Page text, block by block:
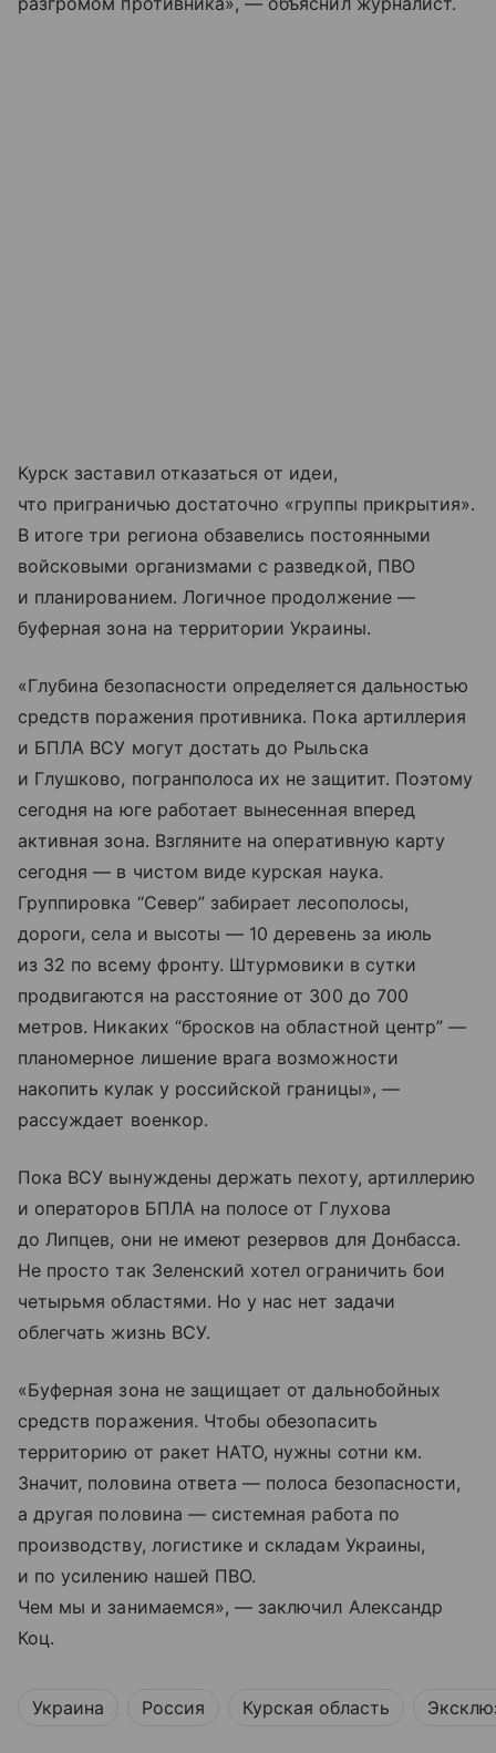
Курск заставил отказаться от идеи,
что приграничью достаточно «группы прикрытия».
В итоге три региона обзавелись постоянными
войсковыми организмами с разведкой, ПВО
и планированием. Логичное продолжение —
буферная зона на территории Украины.
«Глубина безопасности определяется дальностью
средств поражения противника. Пока артиллерия
и БПЛА ВСУ могут достать до Рыльска
и Глушково, погранполоса их не защитит. Поэтому
сегодня на юге работает вынесенная вперед
активная зона. Взгляните на оперативную карту
сегодня — в чистом виде курская наука.
Группировка “Север” забирает лесополосы,
дороги, села и высоты — 10 деревень за июль
из 32 по всему фронту. Штурмовики в сутки
продвигаются на расстояние от 300 до 700
метров. Никаких “бросков на областной центр” —
планомерное лишение врага возможности
накопить кулак у российской границы», —
рассуждает военкор.
Пока ВСУ вынуждены держать пехоту, артиллерию
и операторов БПЛА на полосе от Глухова
до Липцев, они не имеют резервов для Донбасса.
Не просто так Зеленский хотел ограничить бои
четырьмя областями. Но у нас нет задачи
облегчать жизнь ВСУ.
«Буферная зона не защищает от дальнобойных
средств поражения. Чтобы обезопасить
территорию от ракет НАТО, нужны сотни км.
Значит, половина ответа — полоса безопасности,
а другая половина — системная работа по
производству, логистике и складам Украины,
и по усилению нашей ПВО.
Чем мы и занимаемся», — заключил Александр
Коц.
Украина Россия Курская область